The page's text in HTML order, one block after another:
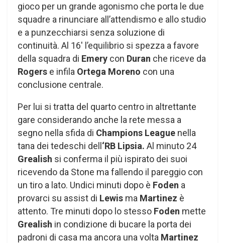
gioco per un grande agonismo che porta le due
squadre a rinunciare all’attendismo e allo studio
e a punzecchiarsi senza soluzione di
continuità. Al 16′ l’equilibrio si spezza a favore
della squadra di Emery con Duran che riceve da
Rogers e infila Ortega Moreno con una
conclusione centrale.
Per lui si tratta del quarto centro in altrettante
gare considerando anche la rete messa a
segno nella sfida di Champions League nella
tana dei tedeschi dell‘RB Lipsia. Al minuto 24
Grealish si conferma il più ispirato dei suoi
ricevendo da Stone ma fallendo il pareggio con
un tiro a lato. Undici minuti dopo è Foden a
provarci su assist di Lewis ma Martinez è
attento. Tre minuti dopo lo stesso Foden mette
Grealish in condizione di bucare la porta dei
padroni di casa ma ancora una volta Martinez